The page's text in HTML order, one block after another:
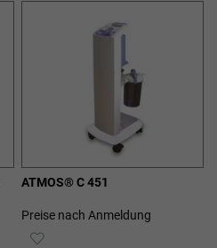
ATMOS® C 451
Preise nach Anmeldung
ZUR